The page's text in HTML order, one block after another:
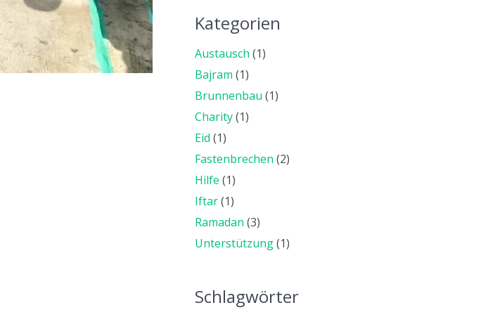
Kategorien
Austausch (1)
Bajram (1)
Brunnenbau (1)
Charity(1)
Eid (1)
Fastenbrechen (2)
Hilfe (1)
Iftar(1)
Ramadan (3)
Unterstützung(1)
Schlagwörter